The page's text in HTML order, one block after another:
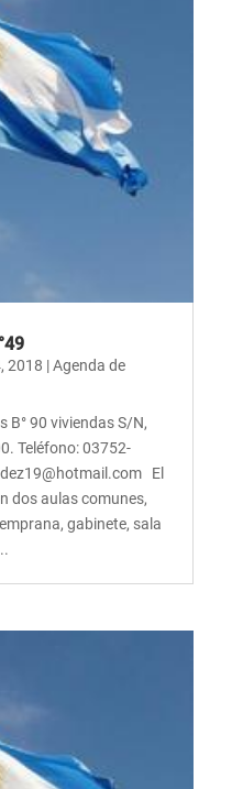
2018 |Agenda de
B° 90 viviendas S/N,
Teléfono: 03752-
El
dos aulas comunes,
gabinete, sala